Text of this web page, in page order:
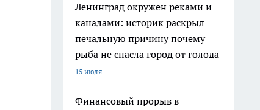
Ленинград окружен реками и
каналами: историк раскрыл
печальную причину почему
рыба не спасла город от голода
15 июля
Финансовый прорыв в